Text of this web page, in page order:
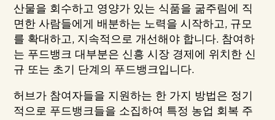
산물을 회수하고 영양가 있는 식품을 굶주림에 직
면한 사람들에게 배분하는 노력을 시작하고, 규모
를 확대하고, 지속적으로 개선해야 합니다. 참여하
는 푸드뱅크 대부분은 신흥 시장 경제에 위치한 신
규 또는 초기 단계의 푸드뱅크입니다.
허브가 참여자들을 지원하는 한 가지 방법은 정기
적으로 푸드뱅크들을 소집하여 특정 농업 회복 주